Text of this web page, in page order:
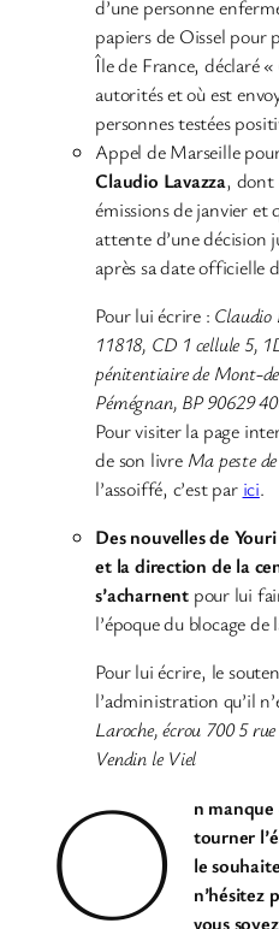
d’une personne
papiers de Oissel pour
Île de France, déclaré«
autorités et où est
personnes testées
Appel de Marseille
Claudio Lavazza, dont
émissions de janvier et
attente d’une décision
après sa date officielle
Pour lui écrire : Claudio
11818, CD 1 cellule 5,
pénitentiaire de Mont-
Pémégnan, BP 90629
Pour visiter la page
de son livre Ma peste
l’assoiffé, c’est par ici.
Des nouvelles de
et la direction de la
s’acharnentpour lui
l’époque du blocage
Pour lui écrire, le
l’administration qu’il
Laroche, écrou 700 5
Vendin le Viel
O
n
tourner
le
n’hésitez
vous